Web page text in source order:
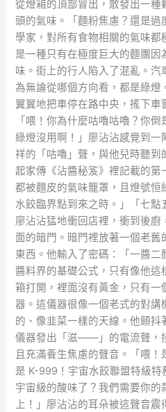
從燈箱的頂部冒出，散發出一
頭的氣味。「麵粉焦慮？還是過
學家，對所有食物相關的氣味都
是一種只有在極度巨大的麵團因
味。街上的行人陷入了混亂。汽
為無論從哪個方向看，都是綠燈
翼翼地把車停在路中央，搖下車
「喂！你為什麼咕嚕咕嚕？你
綠燈沒用啊！」廖沾沾感覺到一
祥的「咕嚕」聲，與他兒時聽到
起家傳《沾醬秘笈》裡記載的第
都被麵皮的氣味籠罩，且燈號恒
水餃臨界點到來之時。」「七點
廖沾沾猛地衝回店裡，衝到後廚
面的暗門。暗門裡放著一個老舊
東西。他輸入了密碼：「一醬二
醬料界的基礎公式，只有像他這
箱打開，裡面沒有黃金，只有一
器。這儀器很像一個老式的對講
的、像韭菜一樣的天線。他顫抖
儀器發出「滋——」的電流聲，
且充滿養生焦慮的聲音。「喂
是 K-999！宇宙水餃聯盟特級特
宇宙級的酸味了？我們需要你的
上！」廖沾沾的耳朵被這聲音